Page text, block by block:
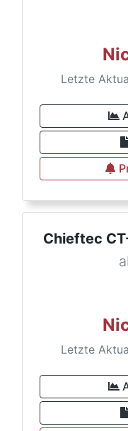
Letzte
Chieftec
Letzte